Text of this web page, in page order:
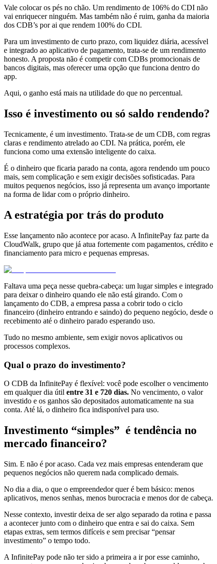
Vale colocar os pés no chão. Um rendimento de 106% do CDI não
vai enriquecer ninguém. Mas também não é ruim, ganha da maioria
dos CDB’s por ai que rendem 100% do CDI.
Para um investimento de curto prazo, com liquidez diária, acessível
e integrado ao aplicativo de pagamento, trata-se de um rendimento
honesto. A proposta não é competir com CDBs promocionais de
bancos digitais, mas oferecer uma opção que funciona dentro do
app.
Aqui, o ganho está mais na utilidade do que no percentual.
Isso é investimento ou só saldo rendendo?
Tecnicamente, é um investimento. Trata-se de um CDB, com regras
claras e rendimento atrelado ao CDI. Na prática, porém, ele
funciona como uma extensão inteligente do caixa.
É o dinheiro que ficaria parado na conta, agora rendendo um pouco
mais, sem complicação e sem exigir decisões sofisticadas. Para
muitos pequenos negócios, isso já representa um avanço importante
na forma de lidar com o próprio dinheiro.
A estratégia por trás do produto
Esse lançamento não acontece por acaso. A InfinitePay faz parte da
CloudWalk, grupo que já atua fortemente com pagamentos, crédito e
financiamento para micro e pequenas empresas.
Faltava uma peça nesse quebra-cabeça: um lugar simples e integrado
para deixar o dinheiro quando ele não está girando. Com o
lançamento do CDB, a empresa passa a cobrir todo o ciclo
financeiro (dinheiro entrando e saindo) do pequeno negócio, desde o
recebimento até o dinheiro parado esperando uso.
Tudo no mesmo ambiente, sem exigir novos aplicativos ou
processos complexos.
Qual o prazo do investimento?
O CDB da InfinitePay é flexível: você pode escolher o vencimento
em qualquer dia útil entre 31 e 720 dias. No vencimento, o valor
investido e os ganhos são depositados automaticamente na sua
conta. Até lá, o dinheiro fica indisponível para uso.
Investimento “simples” é tendência no
mercado financeiro?
Sim. E não é por acaso. Cada vez mais empresas entenderam que
pequenos negócios não querem nada complicado demais.
No dia a dia, o que o empreendedor quer é bem básico: menos
aplicativos, menos senhas, menos burocracia e menos dor de cabeça.
Nesse contexto, investir deixa de ser algo separado da rotina e passa
a acontecer junto com o dinheiro que entra e sai do caixa. Sem
etapas extras, sem termos difíceis e sem precisar “pensar
investimento” o tempo todo.
A InfinitePay pode não ter sido a primeira a ir por esse caminho,